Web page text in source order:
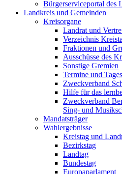
Bürgerserviceportal des
Landkreis und Gemeinden
Kreisorgane
Landrat und
Verzeichnis
Fraktionen und
Ausschüsse des
Sonstige Gremien
Termine und
Zweckverband
Hilfe für das
Zweckverband
Sing- und
Mandatsträger
Wahlergebnisse
Kreistag und
Bezirkstag
Landtag
Bundestag
Europaparlament